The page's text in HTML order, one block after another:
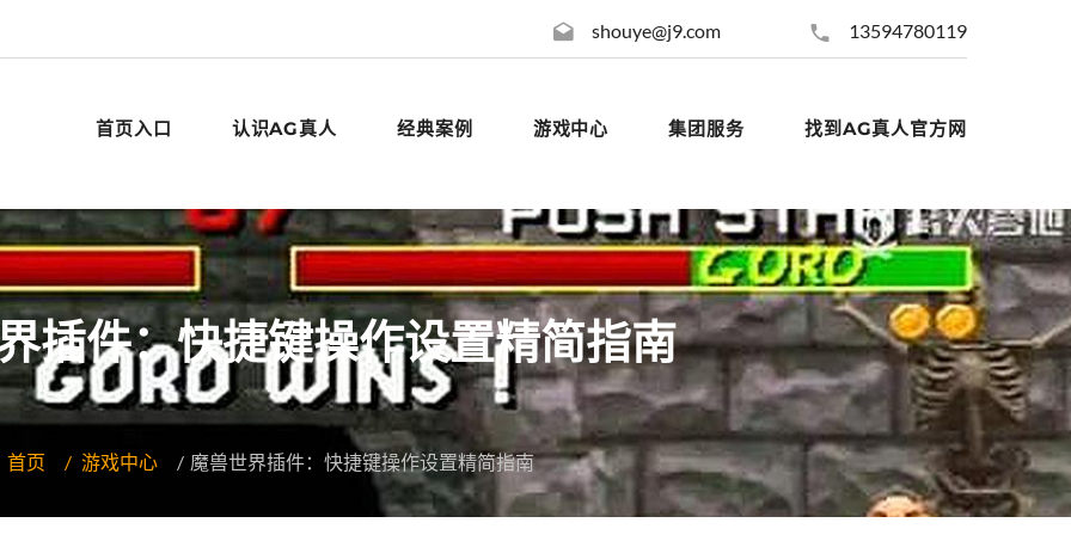
shouye@j9.com 13594780119
首页入口 认识AG真人 经典案例 游戏中心 集团服务 找到AG真人官方网
插件：快捷键操作设置精简指南
首页 游戏中心 魔兽世界插件：快捷键操作设置精简指南